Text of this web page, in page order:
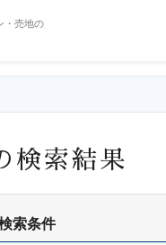
・売地の
検索結果
索条件